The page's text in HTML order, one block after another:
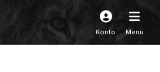
Konto Menü